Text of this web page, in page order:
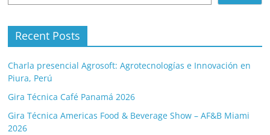
Recent Posts
Charla presencial Agrosoft: Agrotecnologías e Innovación en
Piura, Perú
Gira Técnica Café Panamá 2026
Gira Técnica Americas Food & Beverage Show – AF&B Miami
2026